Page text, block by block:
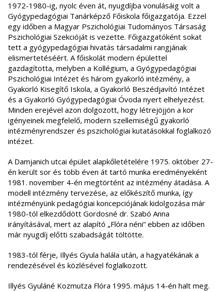
1972-1980-ig, nyolc éven át, nyugdíjba vonulásáig volt a
Gyógypedagógiai Tanárképző Főiskola főigazgatója. Ezzel
egy időben a Magyar Pszichológiai Tudományos Társaság
Pszichológiai Szekcióját is vezette. Főigazgatóként sokat
tett a gyógypedagógiai hivatás társadalmi rangjának
elismertetéséért. A főiskolát modern épülettel
gazdagította, melyben a Kollégium, a Gyógypedagógiai
Pszichológiai Intézet és három gyakorló intézmény, a
Gyakorló Kisegítő Iskola, a Gyakorló Beszédjavító Intézet
és a Gyakorló Gyógypedagógiai Óvoda nyert elhelyezést.
Minden erejével azon dolgozott, hogy létrejöjjön a kor
igényeinek megfelelő, modern szellemiségű gyakorló
intézményrendszer és pszichológiai kutatásokkal foglalkozó
intézet.
A Damjanich utcai épület alapkőletételére 1975. október 27-
én került sor és több éven át tartó munka eredményeként
1981. november 4-én megtörtént az intézmény átadása. A
modell intézmény tervezése, az előkészítő munka, így
intézményünk pedagógiai koncepciójának kidolgozása már
1980-tól elkezdődött Gordosné dr. Szabó Anna
irányításával, mert az alapító „Flóra néni” ebben az időben
már nyugdíj előtti szabadságát töltötte.
1983-tól férje, Illyés Gyula halála után, a hagyatékának a
rendezésével és közlésével foglalkozott.
Illyés Gyuláné Kozmutza Flóra 1995. május 14-én halt meg.